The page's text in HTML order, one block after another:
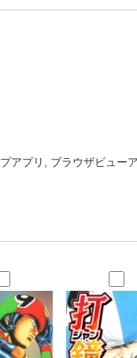
アプリ, ブラウザビューア